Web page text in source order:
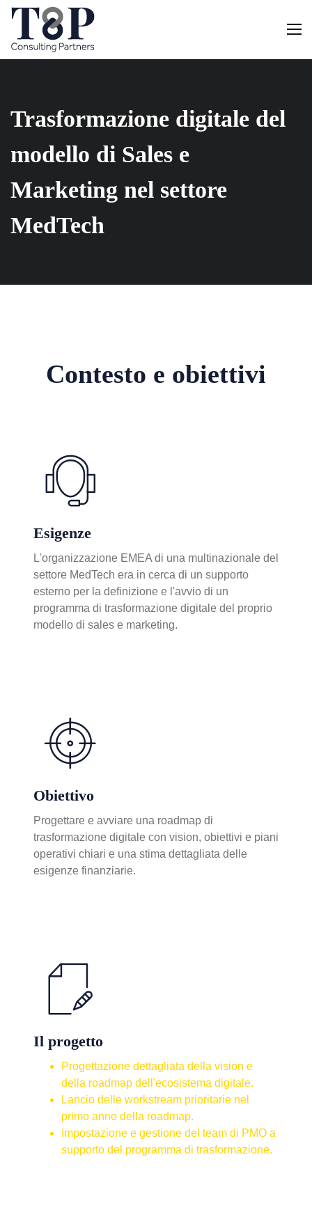
Trasformazione digitale del
modello di Sales e
Marketing nel settore
MedTech
Contesto e obiettivi
Esigenze
L'organizzazione EMEA di una multinazionale del
settore MedTech era in cerca di un supporto
esterno per la definizione e l'avvio di un
programma di trasformazione digitale del proprio
modello di sales e marketing.
Obiettivo
Progettare e avviare una roadmap di
trasformazione digitale con vision, obiettivi e piani
operativi chiari e una stima dettagliata delle
esigenze finanziarie.
Il progetto
Progettazione dettagliata della vision e
della roadmap dell'ecosistema digitale.
Lancio delle workstream prioritarie nel
primo anno della roadmap.
Impostazione e gestione del team di PMO a
supporto del programma di trasformazione.